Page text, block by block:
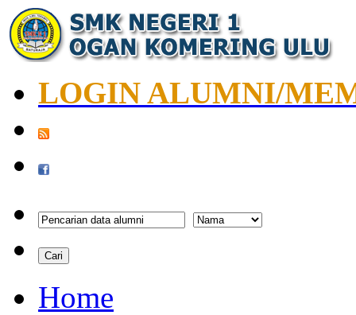
LOGIN ALUMNI/
Home